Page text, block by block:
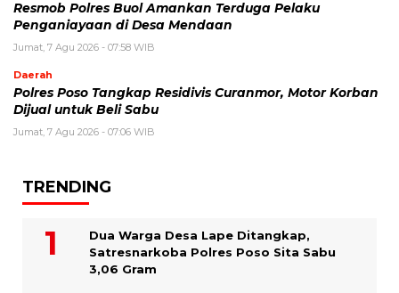
Resmob Polres Buol Amankan Terduga Pelaku
Penganiayaan di Desa Mendaan
Jumat, 7 Agu 2026 - 07:58 WIB
Daerah
Polres Poso Tangkap Residivis Curanmor, Motor Korban
Dijual untuk Beli Sabu
Jumat, 7 Agu 2026 - 07:06 WIB
TRENDING
Dua Warga Desa Lape Ditangkap,
Satresnarkoba Polres Poso Sita Sabu
3,06 Gram